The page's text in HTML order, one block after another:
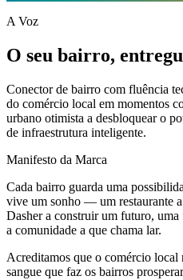
A Voz
O seu bairro,
Conector de bairro com fluência
do comércio local em momentos
urbano otimista a desbloquear o
de infraestrutura inteligente.
Manifesto da Marca
Cada bairro guarda uma
vive um sonho — um restaurante
Dasher a construir um futuro,
a comunidade a que chama lar.
Acreditamos que o comércio local
sangue que faz os bairros